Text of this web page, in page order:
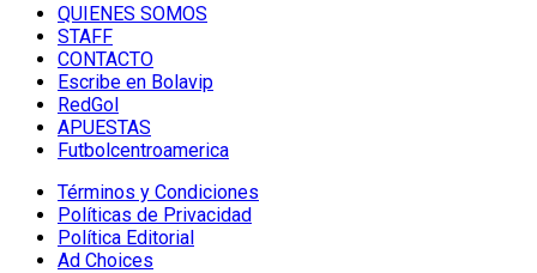
QUIENES SOMOS
STAFF
CONTACTO
Escribe en Bolavip
RedGol
APUESTAS
Futbolcentroamerica
Términos y Condiciones
Políticas de Privacidad
Política Editorial
Ad Choices